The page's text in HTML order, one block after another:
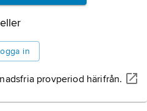
eller
in
provperiod härifrån.